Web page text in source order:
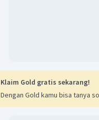
Klaim Gold gratis sekarang!
Dengan Gold kamu bisa tanya